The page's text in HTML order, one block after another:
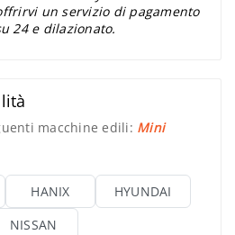
un servizio di pagamento
24 e dilazionato.
macchine edili: Mini
HANIX
HYUNDAI
NISSAN